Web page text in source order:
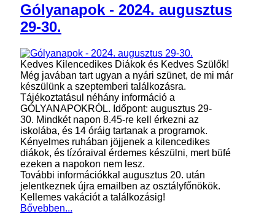
Gólyanapok - 2024. augusztus
29-30.
Kedves Kilencedikes Diákok és Kedves Szülők!
Még javában tart ugyan a nyári szünet, de mi már
készülünk a szeptemberi találkozásra.
Tájékoztatásul néhány információ a
GÓLYANAPOKRÓL. Időpont: augusztus 29-
30. Mindkét napon 8.45-re kell érkezni az
iskolába, és 14 óráig tartanak a programok.
Kényelmes ruhában jöjjenek a kilencedikes
diákok, és tízóraival érdemes készülni, mert büfé
ezeken a napokon nem lesz.
További információkkal augusztus 20. után
jelentkeznek újra emailben az osztályfőnökök.
Kellemes vakációt a találkozásig!
Bővebben...